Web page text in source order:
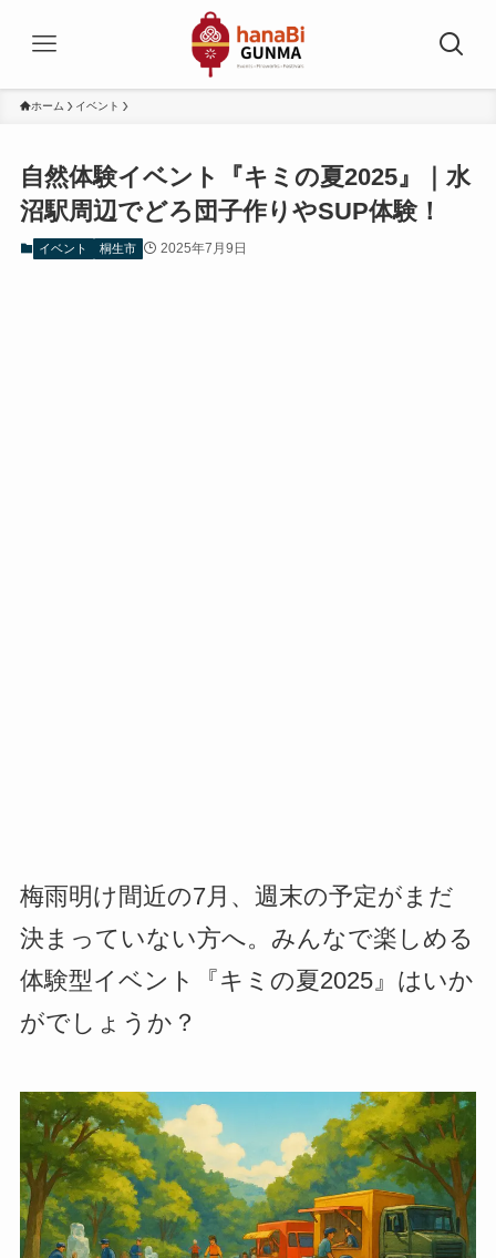
ホーム イベント
自然体験イベント『キミの夏2025』｜水
沼駅周辺でどろ団子作りやSUP体験！
イベント 桐生市 2025年7月9日
梅雨明け間近の7月、週末の予定がまだ
決まっていない方へ。みんなで楽しめる
体験型イベント『キミの夏2025』はいか
がでしょうか？